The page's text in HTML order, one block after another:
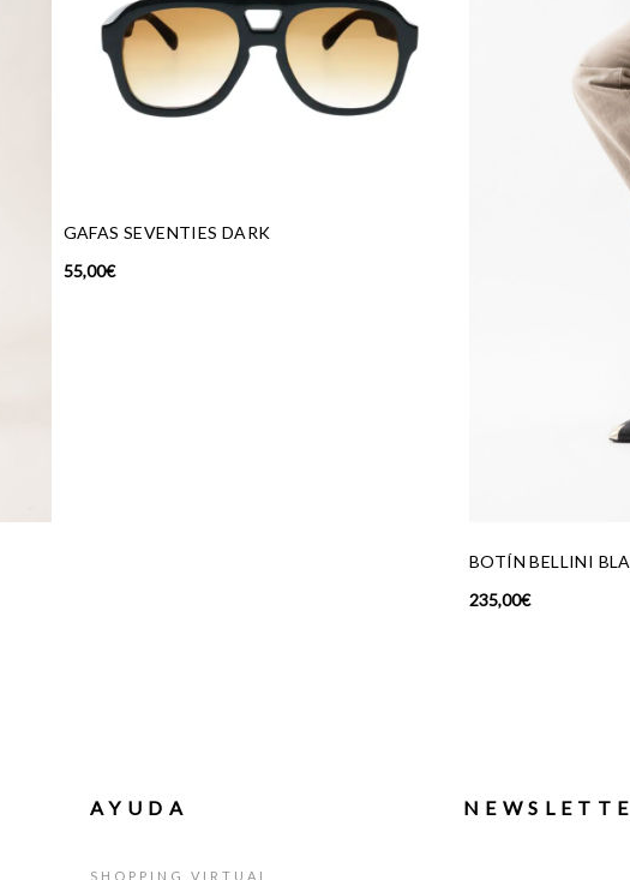
AYUDA
SHOPPING VIRTUAL